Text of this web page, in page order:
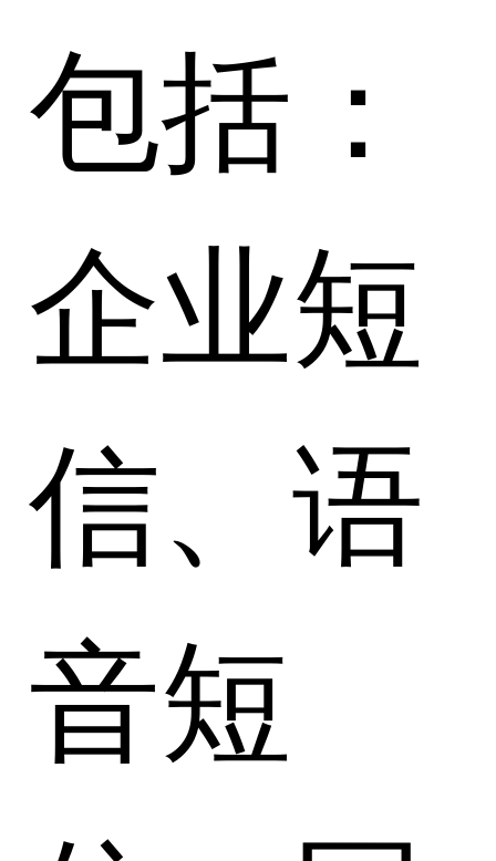
包括：
企业短
信、语
音短